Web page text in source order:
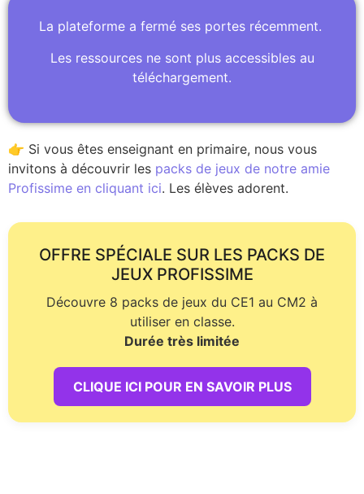
La plateforme a fermé ses portes récemment.
Les ressources ne sont plus accessibles au
téléchargement.
👉 Si vous êtes enseignant en primaire, nous vous
invitons à découvrir les packs de jeux de notre amie
Profissime en cliquant ici. Les élèves adorent.
OFFRE SPÉCIALE SUR LES PACKS DE
JEUX PROFISSIME
Découvre 8 packs de jeux du CE1 au CM2 à
utiliser en classe.
Durée très limitée
CLIQUE ICI POUR EN SAVOIR PLUS